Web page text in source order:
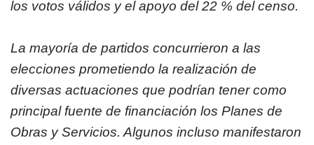
los votos válidos y el apoyo del 22 % del censo.
La mayoría de partidos concurrieron a las
elecciones prometiendo la realización de
diversas actuaciones que podrían tener como
principal fuente de financiación los Planes de
Obras y Servicios. Algunos incluso manifestaron